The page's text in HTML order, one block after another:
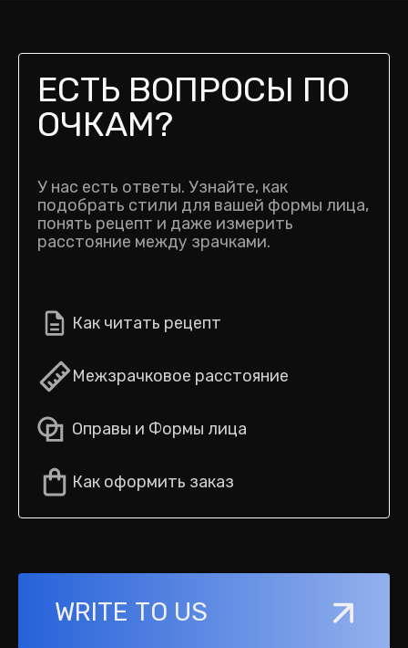
ЕСТЬ ВОПРОСЫ ПО
ОЧКАМ?
У нас есть ответы. Узнайте, как
подобрать стили для вашей формы лица,
понять рецепт и даже измерить
расстояние между зрачками.
Как читать рецепт
Межзрачковое расстояние
Оправы и Формы лица
Как оформить заказ
WRITE TO US